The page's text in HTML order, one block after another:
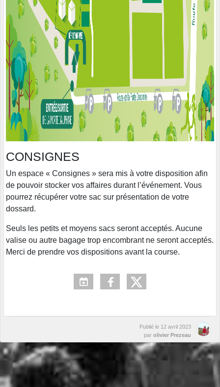
CONSIGNES
Un espace « Consignes » sera mis à votre disposition afin
de pouvoir stocker vos affaires durant l’événement. Vous
pourrez récupérer votre sac sur présentation de votre
dossard.
Seuls les petits et moyens sacs seront acceptés. Aucune
valise ou autre bagage trop encombrant ne seront acceptés.
Merci de prendre vos dispositions avant la course.
Publié le 12 avril 2023
par olivier Prezeau